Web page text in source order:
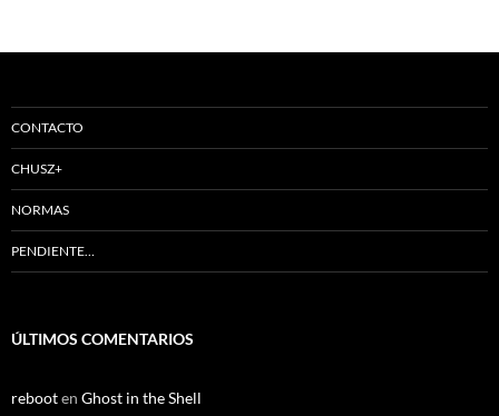
CONTACTO
CHUSZ+
NORMAS
PENDIENTE…
ÚLTIMOS COMENTARIOS
rebooten Ghost in the Shell